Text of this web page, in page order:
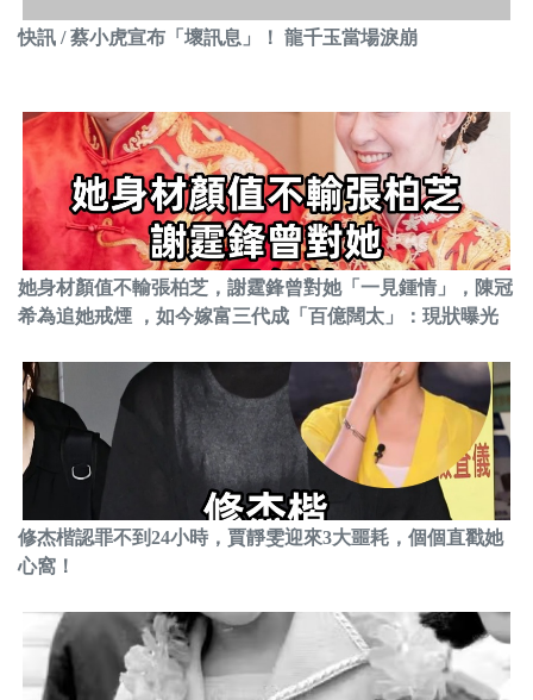
快訊 / 蔡小虎宣布「壞訊息」！ 龍千玉當場淚崩
她身材顏值不輸張柏芝，謝霆鋒曾對她「一見鍾情」，陳冠
希為追她戒煙 ，如今嫁富三代成「百億闊太」：現狀曝光
修杰楷認罪不到24小時，賈靜雯迎來3大噩耗，個個直戳她
心窩！